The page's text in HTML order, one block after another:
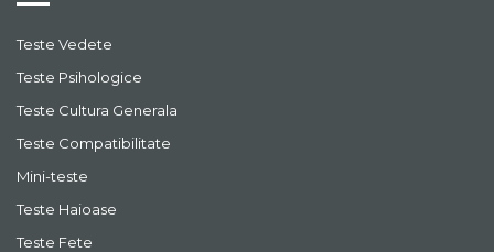
Teste Vedete
Teste Psihologice
Teste Cultura Generala
Teste Compatibilitate
Mini-teste
Teste Haioase
Teste Fete